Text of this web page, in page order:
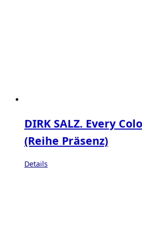
DIRK SALZ. Every
(Reihe Präsenz)
Details